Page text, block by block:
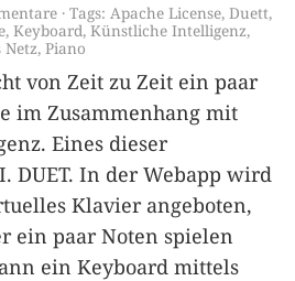
Tags: Apache License, Duett,
, Keyboard, Künstliche Intelligenz,
Netz, Piano
von Zeit zu Zeit ein paar
im Zusammenhang mit
Eines dieser
DUET. In der Webapp wird
Klavier angeboten,
ein paar Noten spielen
ein Keyboard mittels